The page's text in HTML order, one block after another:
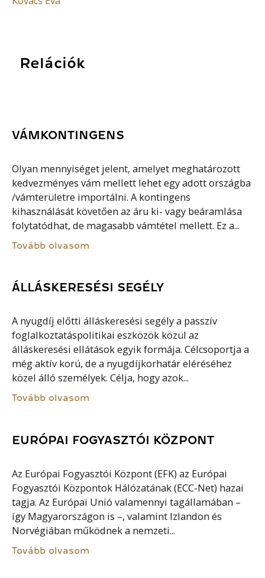
Relációk
VÁMKONTINGENS
Olyan mennyiséget jelent, amelyet meghatározott
kedvezményes vám mellett lehet egy adott országba
/vámterületre importálni. A kontingens
kihasználását követően az áru ki- vagy beáramlása
folytatódhat, de magasabb vámtétel mellett. Ez a...
Tovább olvasom
ÁLLÁSKERESÉSI SEGÉLY
A nyugdíj előtti álláskeresési segély a passzív
foglalkoztatáspolitikai eszközök közül az
álláskeresési ellátások egyik formája. Célcsoportja a
még aktív korú, de a nyugdíjkorhatár eléréséhez
közel álló személyek. Célja, hogy azok...
Tovább olvasom
EURÓPAI FOGYASZTÓI KÖZPONT
Az Európai Fogyasztói Központ (EFK) az Európai
Fogyasztói Központok Hálózatának (ECC-Net) hazai
tagja. Az Európai Unió valamennyi tagállamában –
így Magyarországon is –, valamint Izlandon és
Norvégiában működnek a nemzeti...
Tovább olvasom